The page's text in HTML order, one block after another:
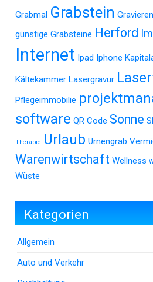
Grabmal Grabstein Gravieren
günstige Grabsteine Herford
Internet Ipad Iphone
Kältekammer Lasergravur
Pflegeimmobilie
software QR Code Sonne
Therapie Urlaub Urnengrab
Warenwirtschaft Wellness
Wüste
Kategorien
Allgemein
Auto und Verkehr